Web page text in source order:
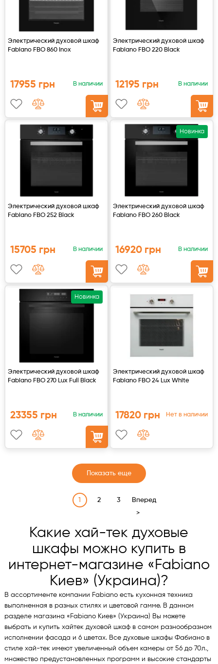
Электрический духовой шкаф
Fabiano FBO 860 Inox
17955 грн В наличии
Электрический духовой шкаф
Fabiano FBO 220 Black
12195 грн В наличии
Электрический духовой шкаф
Fabiano FBO 252 Black
15705 грн В наличии
Новинка
Электрический духовой шкаф
Fabiano FBO 260 Black
16920 грн В наличии
Новинка
Электрический духовой шкаф
Fabiano FBO 270 Lux Full Black
23355 грн В наличии
Электрический духовой шкаф
Fabiano FBO 24 Lux White
17820 грн Нет в наличии
Показать еще
1 2 3
Вперед
>
Какие хай-тек духовые
шкафы можно купить в
интернет-магазине «Fabiano
Киев» (Украина)?
В ассортименте компании Fabiano есть кухонная техника
выполненная в разных стилях и цветовой гамме. В данном
разделе магазина «Fabiano Киев» (Украина) Вы можете
выбрать и купить хайтек духовой шкаф в самом разнообразном
исполнении фасада и 6 цветах. Все духовые шкафы Фабиано в
стиле хай-тек имеют увеличенный объем камеры от 56 до 70л.,
множество предустановленных программ и высокие стандарты